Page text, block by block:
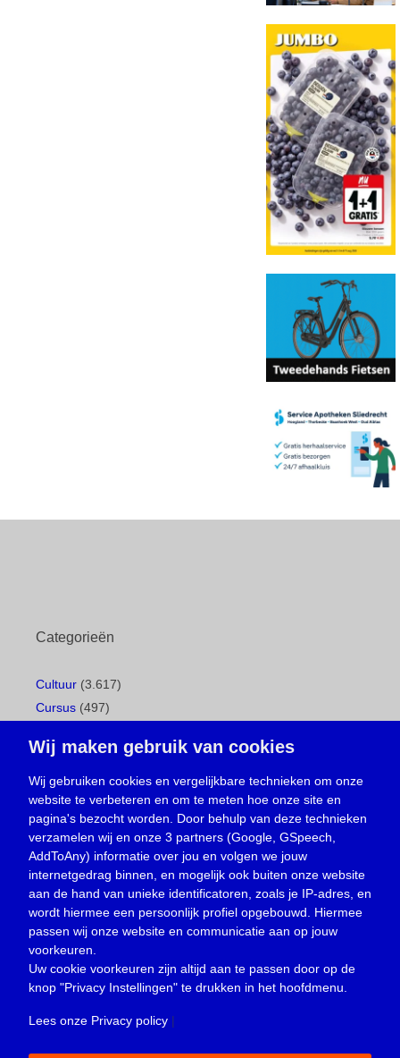
Categorieën
Cultuur (3.617)
Cursus (497)
Gemeentepagina(104)
Ingezonden brief(539)
Media(156)
Nieuws (23.330)
Oproep(734)
Overlijden(39)
Podcast(18)
prijsvraag (5)
Religie (1.438)
Service(226)
Wij maken gebruik van cookies
Wij gebruiken cookies en vergelijkbare technieken om onze
website te verbeteren en om te meten hoe onze site en
pagina's bezocht worden. Door behulp van deze technieken
verzamelen wij en onze 3 partners (Google, GSpeech,
AddToAny) informatie over jou en volgen we jouw
internetgedrag binnen, en mogelijk ook buiten onze website
aan de hand van unieke identificatoren, zoals je IP-adres, en
wordt hiermee een persoonlijk profiel opgebouwd. Hiermee
passen wij onze website en communicatie aan op jouw
voorkeuren.
Uw cookie voorkeuren zijn altijd aan te passen door op de
knop "Privacy Instellingen" te drukken in het hoofdmenu.
Lees onze Privacy policy |